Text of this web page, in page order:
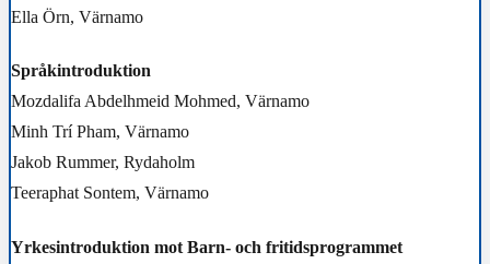
Ella Örn, Värnamo
Språkintroduktion
Mozdalifa Abdelhmeid Mohmed, Värnamo
Minh Trí Pham, Värnamo
Jakob Rummer, Rydaholm
Teeraphat Sontem, Värnamo
Yrkesintroduktion mot Barn- och fritidsprogrammet